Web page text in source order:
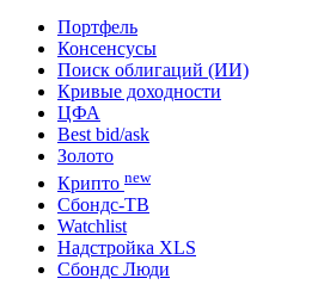
Портфель
Консенсусы
Поиск облигаций (ИИ)
Кривые доходности
ЦФА
Best bid/ask
Золото
Крипто new
Сбондс-ТВ
Watchlist
Надстройка XLS
Сбондс Люди